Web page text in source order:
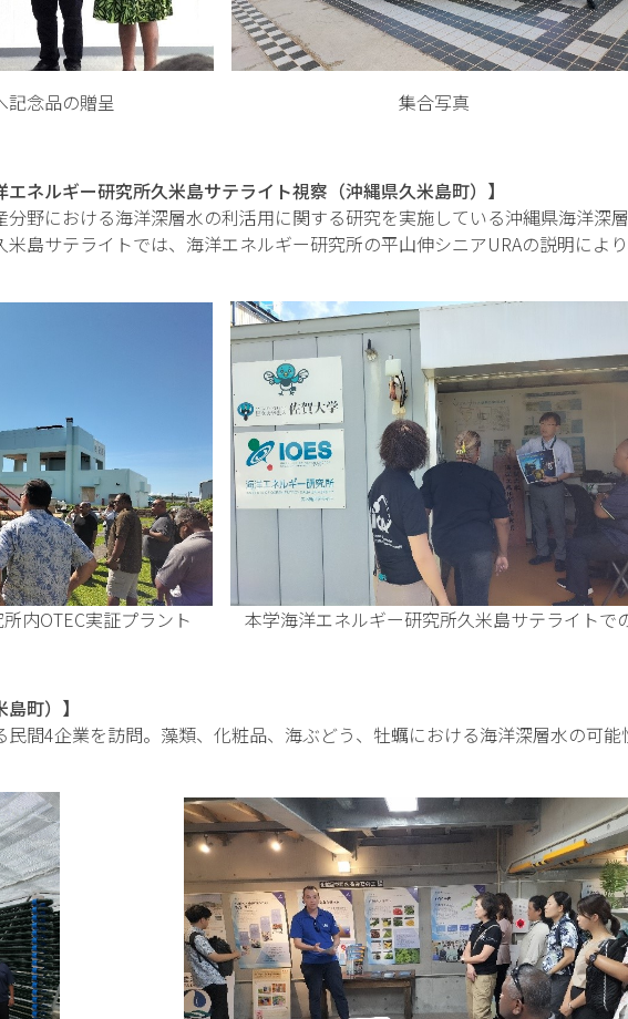
念品の贈呈 集合写真
ネルギー研究所久米島サテライト視察（沖縄県久米島町）】
野における海洋深層水の利活用に関する研究を実施している沖縄県海洋深
島サテライトでは、海洋エネルギー研究所の平山伸シニアURAの説明によ
OTEC実証プラント 本学海洋エネルギー研究所久米島サテライトで
町）】
間4企業を訪問。藻類、化粧品、海ぶどう、牡蠣における海洋深層水の可